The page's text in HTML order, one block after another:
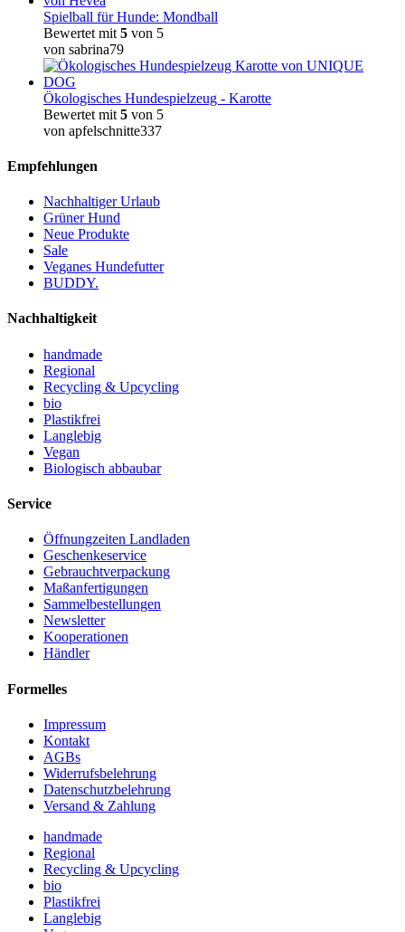
Spielball für Hunde: Mondball
Bewertet mit 5 von 5
von sabrina79
Ökologisches Hundespielzeug - Karotte
Bewertet mit 5 von 5
von apfelschnitte337
Empfehlungen
Nachhaltiger Urlaub
Grüner Hund
Neue Produkte
Sale
Veganes Hundefutter
BUDDY.
Nachhaltigkeit
handmade
Regional
Recycling & Upcycling
bio
Plastikfrei
Langlebig
Vegan
Biologisch abbaubar
Service
Öffnungzeiten Landladen
Geschenkeservice
Gebrauchtverpackung
Maßanfertigungen
Sammelbestellungen
Newsletter
Kooperationen
Händler
Formelles
Impressum
Kontakt
AGBs
Widerrufsbelehrung
Datenschutzbelehrung
Versand & Zahlung
handmade
Regional
Recycling & Upcycling
bio
Plastikfrei
Langlebig